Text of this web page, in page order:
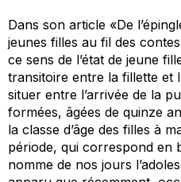
Dans son article «De
jeunes filles au fil des
ce sens de l’état de jeune
transitoire entre la fillette et
situer entre l’arrivée de la
formées, âgées de quinze
la classe d’âge des filles à
période, qui correspond en
nomme de nos jours